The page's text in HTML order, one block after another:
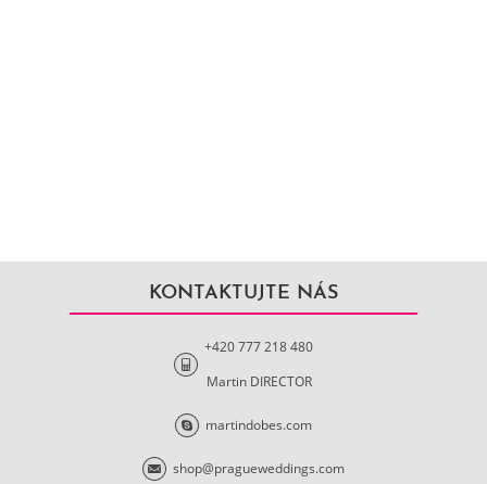
KONTAKTUJTE NÁS
+420 777 218 480
Martin DIRECTOR
martindobes.com
shop@pragueweddings.com